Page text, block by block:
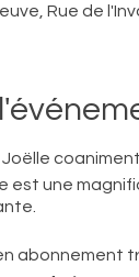
Rue de
est une
abonnement